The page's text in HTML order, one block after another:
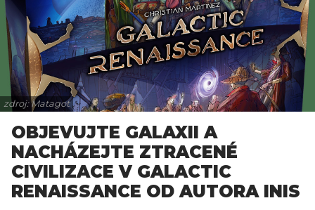
zdroj: Matagot
OBJEVUJTE GALAXII A
NACHÁZEJTE ZTRACENÉ
CIVILIZACE V GALACTIC
RENAISSANCE OD AUTORA INIS